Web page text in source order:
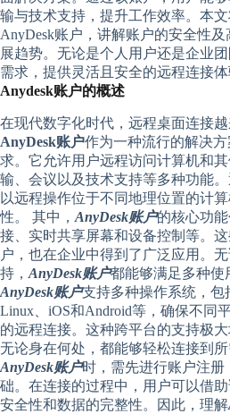
输与技术支持，提升工作效率。本
AnyDesk账户，讲解账户的安全性
展趋势。无论是个人用户还是企业
需求，提供灵活且安全的远程连接体
Anydesk账户的概述
在现代数字化时代，远程桌面连接
AnyDesk账户作为一种流行的解决
求。它允许用户远程访问计算机和
输、会议以及技术支持等多种功能
以远程操作位于不同地理位置的计
性。 其中， AnyDesk账户的核心功
接、实时共享屏幕和设备控制等。
户，也在企业中得到了广泛应用。
持， AnyDesk账户都能够满足多种使
AnyDesk账户支持多种操作系统，包
Linux、iOS和Android等，确保不同
的远程连接。这种跨平台的支持极
无论身在何处，都能够轻松连接到
AnyDesk账户时，需先进行账户注册
础。在连接的过程中，用户可以借
安全性和数据的完整性。因此，理解